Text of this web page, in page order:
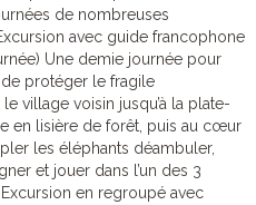
de nombreuses
avec guide francophone
Une demie journée pour
protéger le fragile
village voisin jusqu’à la plate-
en lisière de forêt, puis au cœur
les éléphants déambuler,
et jouer dans l’un des 3
en regroupé avec